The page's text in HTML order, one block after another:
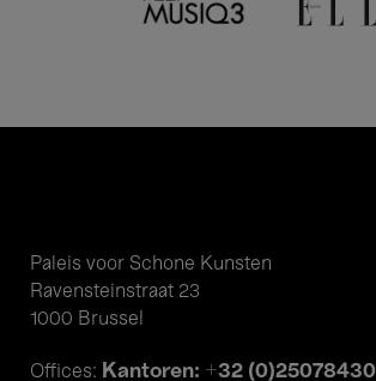
Paleis voor Schone Kunsten
Ravensteinstraat 23
1000 Brussel
Offices: Kantoren: +32 (0)25078430